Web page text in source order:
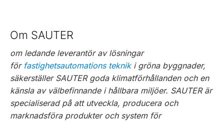
Om SAUTER
om ledande leverantör av lösningar
för fastighetsautomations tekniki gröna byggnader,
säkerställer SAUTER goda klimatförhållanden och en
känsla av välbefinnande i hållbara miljöer. SAUTER är
specialiserad på att utveckla, producera och
marknadsföra produkter och system för